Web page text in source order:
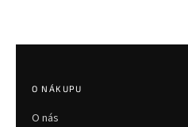
O NÁKUPU
O nás